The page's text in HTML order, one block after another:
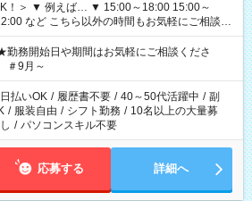
15:00～
間もお気軽にご相談く
務開始日や期間はお気軽にご相談くださ
9月～
日払いOK / 履歴書不要 / 40～50代活躍中 / 副
/ 服装自由 / シフト勤務 / 10名以上の大量募
/ パソコンスキル不要
応募する 詳細へ